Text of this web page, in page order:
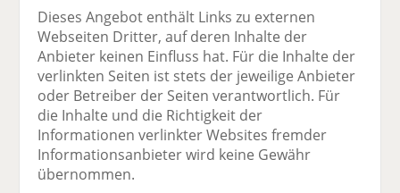
Dieses Angebot enthält Links zu externen
Webseiten Dritter, auf deren Inhalte der
Anbieter keinen Einfluss hat. Für die Inhalte der
verlinkten Seiten ist stets der jeweilige Anbieter
oder Betreiber der Seiten verantwortlich. Für
die Inhalte und die Richtigkeit der
Informationen verlinkter Websites fremder
Informationsanbieter wird keine Gewähr
übernommen.